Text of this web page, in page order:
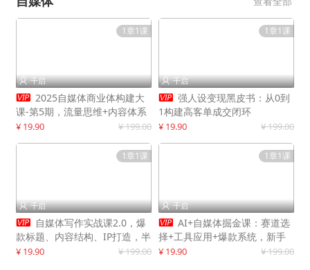
1章1课
 千启
 2025自媒体商业体构建大
课-第5期，流量思维+内容体系
+变现闭环，打造个人可持续生
¥ 19.90 ¥ 199.00
1章1课
 千启
 强人设变现黑皮书：从0到
1构建高客单成交闭环
¥ 19.90 ¥ 199.00
1章1课
 千启
 自媒体写作实战课2.0，爆
款标题、内容结构、IP打造，半
年复制30万粉月入10万+
¥ 19.90 ¥ 199.00
1章1课
 千启
 AI+自媒体掘金课：赛道选
择+工具应用+爆款系统，新手
快速起步，副业月入8000+
¥ 19.90 ¥ 199.00